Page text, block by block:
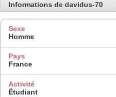
Informations de davidus-70
Sexe
Homme
Pays
France
Activité
Étudiant